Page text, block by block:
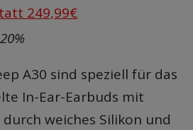
249,99€
A30 sind speziell für das
In-Ear-Earbuds mit
weiches Silikon und